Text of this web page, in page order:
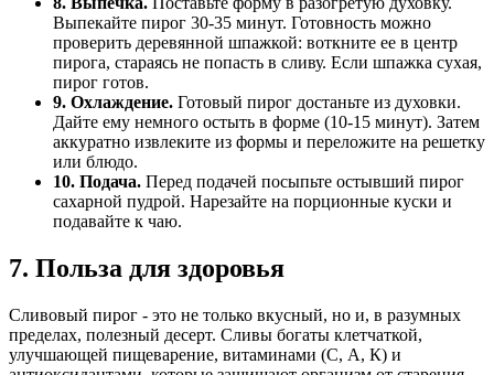
Выпекайте пирог 30-35 минут. Готовность можно
проверить деревянной шпажкой: воткните ее в центр
пирога, стараясь не попасть в сливу. Если шпажка сухая,
пирог готов.
9. Охлаждение. Готовый пирог достаньте из духовки.
Дайте ему немного остыть в форме (10-15 минут). Затем
аккуратно извлеките из формы и переложите на решетку
или блюдо.
10. Подача. Перед подачей посыпьте остывший пирог
сахарной пудрой. Нарезайте на порционные куски и
подавайте к чаю.
7. Польза для здоровья
Сливовый пирог - это не только вкусный, но и, в разумных
пределах, полезный десерт. Сливы богаты клетчаткой,
улучшающей пищеварение, витаминами (С, А, К) и